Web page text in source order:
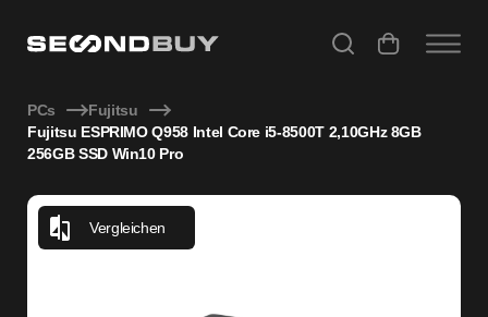
PCs
Fujitsu
Fujitsu ESPRIMO Q958 Intel Core i5-8500T 2,10GHz 8GB
256GB SSD Win10 Pro
Vergleichen